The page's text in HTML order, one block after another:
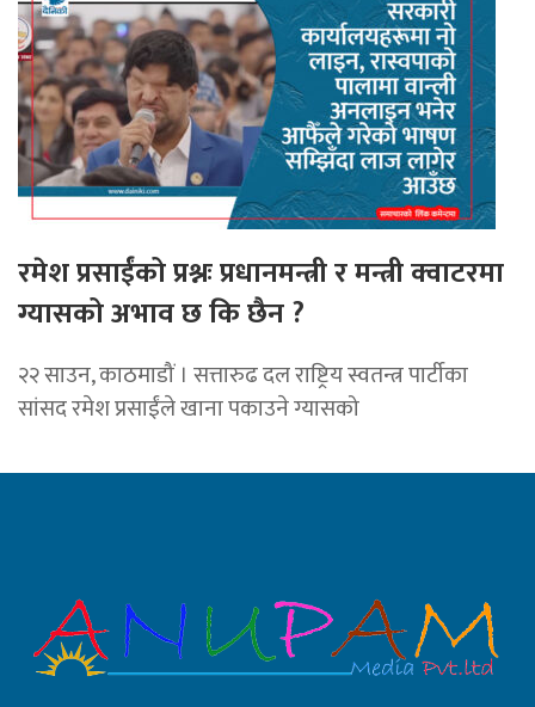
रमेश प्रसाईंको प्रश्नः प्रधानमन्त्री र मन्त्री क्वाटरमा
ग्यासको अभाव छ कि छैन ?
२२ साउन, काठमाडौं । सत्तारुढ दल राष्ट्रिय स्वतन्त्र पार्टीका
सांसद रमेश प्रसाईंले खाना पकाउने ग्यासको